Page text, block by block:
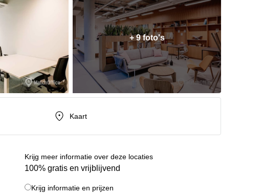
+ 9 foto's
Kaart
Krijg meer informatie over deze locaties
100% gratis en vrijblijvend
Krijg informatie en prijzen